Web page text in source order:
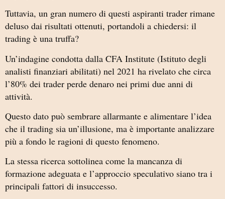
Tuttavia, un gran numero di questi aspiranti trader rimane
deluso dai risultati ottenuti, portandoli a chiedersi: il
trading è una truffa?
Un’indagine condotta dalla CFA Institute (Istituto degli
analisti finanziari abilitati) nel 2021 ha rivelato che circa
l’80% dei trader perde denaro nei primi due anni di
attività.
Questo dato può sembrare allarmante e alimentare l’idea
che il trading sia un’illusione, ma è importante analizzare
più a fondo le ragioni di questo fenomeno.
La stessa ricerca sottolinea come la mancanza di
formazione adeguata e l’approccio speculativo siano tra i
principali fattori di insuccesso.